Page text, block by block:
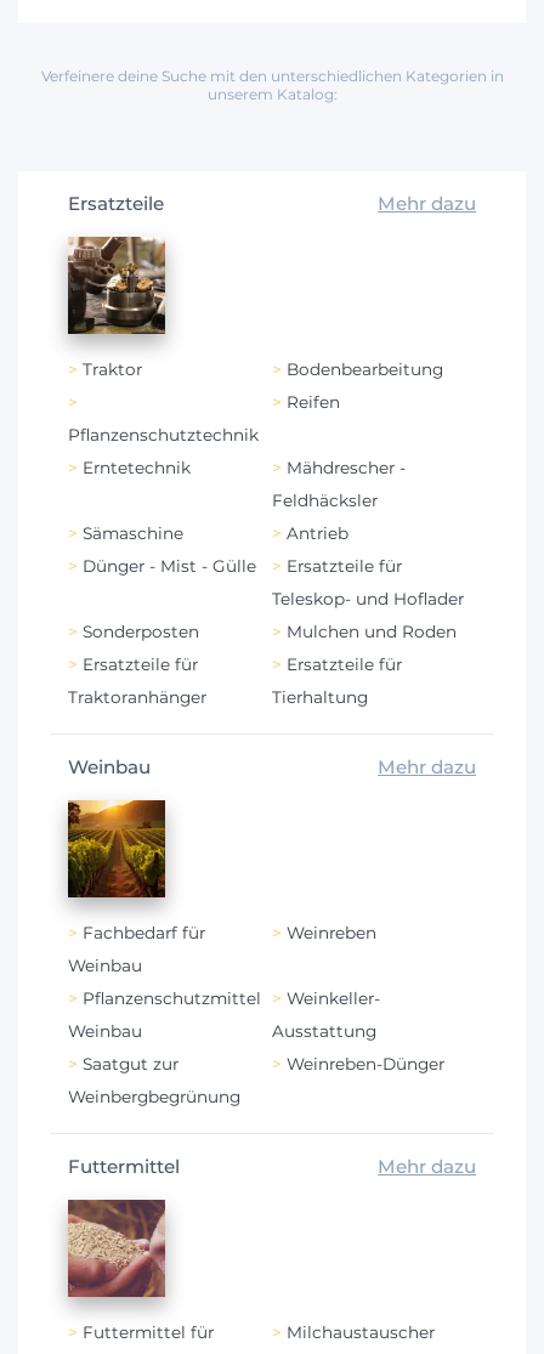
Verfeinere deine Suche mit den unterschiedlichen Kategorien in
unserem Katalog:
Ersatzteile Mehr dazu
Traktor Bodenbearbeitung
Pflanzenschutztechnik
Reifen
Erntetechnik
Mähdrescher -
Feldhäcksler
Sämaschine
Antrieb
Dünger - Mist - Gülle
Ersatzteile für
Teleskop- und Hoflader
Sonderposten
Mulchen und Roden
Ersatzteile für
Traktoranhänger
Ersatzteile für
Tierhaltung
Weinbau Mehr dazu
Fachbedarf für
Weinbau
Weinreben
Pflanzenschutzmittel
Weinbau
Weinkeller-
Ausstattung
Saatgut zur
Weinbergbegrünung
Weinreben-Dünger
Futtermittel Mehr dazu
Futtermittel für
Milchaustauscher